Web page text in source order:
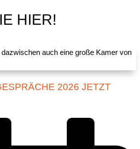
HIER!
2026 JETZT